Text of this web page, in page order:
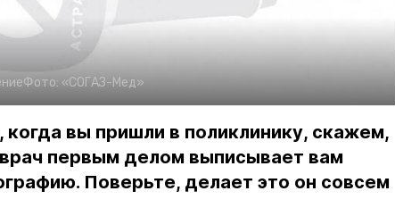
Фото: «СОГАЗ-Мед»
когда вы пришли в поликлинику, скажем,
первым делом выписывает вам
Поверьте, делает это он совсем